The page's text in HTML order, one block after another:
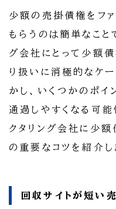
少額の売掛債権をフ
もらうのは簡単なこと
グ会社にとって少額
り扱いに消極的なケ
かし、いくつかのポイ
通過しやすくなる可能
クタリング会社に少
の重要なコツを紹介し
回収サイトが短い